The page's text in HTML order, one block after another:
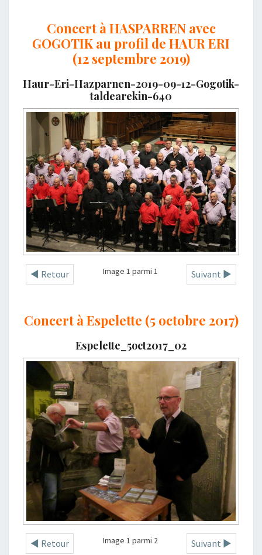
Concert à HASPARREN avec
GOGOTIK au profil de HAUR ERI
(12 septembre 2019)
Haur-Eri-Hazparnen-2019-09-12-Gogotik-
taldearekin-640
◄ Retour Suivant ►
Image 1 parmi 1
Concert à Espelette (5 octobre 2017)
Espelette_5oct2017_02
◄ Retour Suivant ►
Image 1 parmi 2